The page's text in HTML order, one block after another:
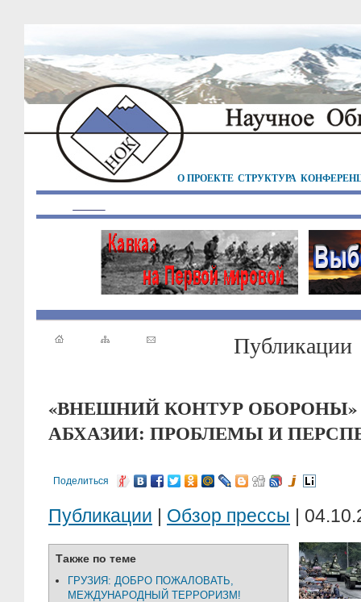
О ПРОЕКТЕ СТРУКТУРА
Публикации
«ВНЕШНИЙ КОНТУР
АБХАЗИИ: ПРОБЛЕМЫ И
Поделиться
Публикации | Обзор прессы |
Также по теме
ГРУЗИЯ: ДОБРО ПОЖАЛОВАТЬ,
МЕЖДУНАРОДНЫЙ ТЕРРОРИЗМ!